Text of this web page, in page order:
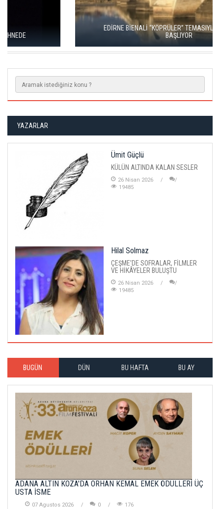
EDİRNE BİENALİ “KÖPRÜLER” TEMASIYLA 21 MAYIS’TA
YAZARLAR
Ümit Güçlü
KÜLÜN ALTINDA KALAN SESLER
26 Nisan 2026
19485
Hilal Solmaz
ÇEŞME'DE SOFRALAR, FİLMLER
VE HİKÂYELER BULUŞTU
26 Nisan 2026
19485
BUGÜN DÜN BU HAFTA BU AY
ADANA ALTIN KOZA'DA ORHAN KEMAL EMEK ÖDÜLLERİ ÜÇ
USTA İSME
07 Agustos 2026 0 176